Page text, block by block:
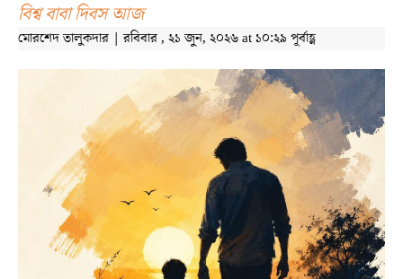
বিশ্ব বাবা দিবস আজ
মোরশেদ তালুকদার | রবিবার , ২১ জুন, ২০২৬ at ১০:২৯ পূর্বাহ্ণ